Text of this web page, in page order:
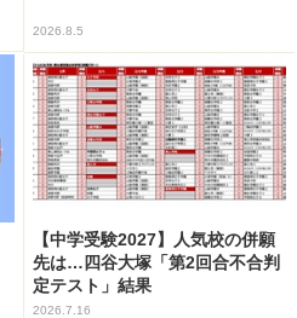
2026.8.5
【中学受験2027】人気校の併願
先は…四谷大塚「第2回合不合判
定テスト」結果
2026.7.16